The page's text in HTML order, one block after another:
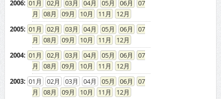
2006: 01 02 03 04 05 06
07
08
09 10 11
12
2005: 01 02 03 04 05 06
07
08
09 10 11
12
2004: 01 02 03 04 05 06
07
08
09 10 11
12
2003: 01 02 03 04 05 06
07
08
09 10 11 12